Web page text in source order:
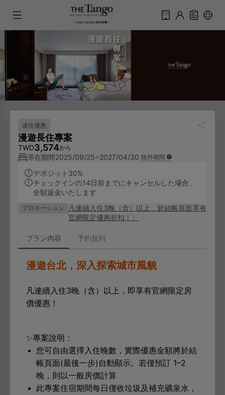
連住優惠
漫遊長住專案
TWD3,574から
滞在期間2025/09/25~2027/04/30 除外期間
デポジット30%
チェックインの14日前までにキャンセルした場合、
全額返金いたします
プロモーション
凡連續入住3晚（含）以上，於結帳頁面享有
官網限定優惠折扣！ 〉
プラン内容
漫遊台北，深入探索城市風貌
凡連續入住3晚（含）以上，即享有官網限定房
價優惠！
✨專案說明：
您可自由選擇入住晚數，實際優惠金額將於結
帳頁面(最後一步)自動顯示。若僅預訂 1–2
晚，則以一般房價計算
此專案住宿期間每日僅收垃圾及補充礦泉水，
予約規則